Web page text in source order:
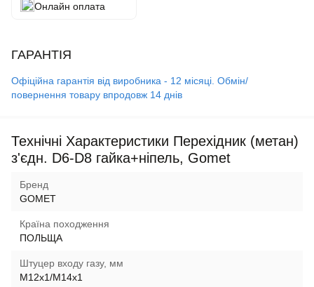
Онлайн оплата
ГАРАНТІЯ
Офіційна гарантія від виробника - 12 місяці. Обмін/
повернення товару впродовж 14 днів
Технічні Характеристики Перехідник (метан)
з'єдн. D6-D8 гайка+ніпель, Gomet
Бренд
GOMET
Країна походження
ПОЛЬЩА
Штуцер входу газу, мм
M12x1/M14x1